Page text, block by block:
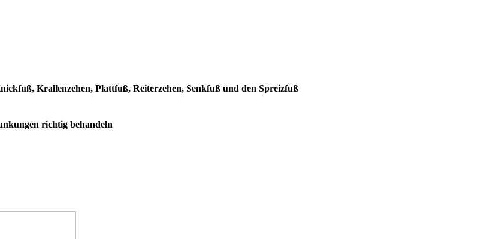
Krallenzehen, Plattfuß, Reiterzehen, Senkfuß und den Spreizfuß
richtig behandeln